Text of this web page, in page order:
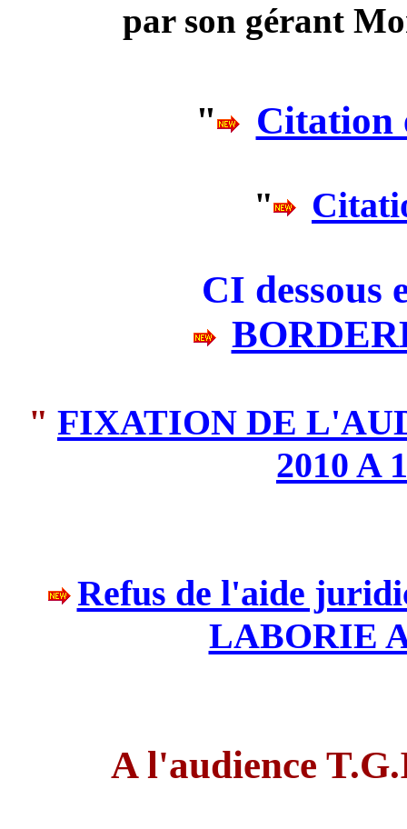
par son gérant
" Citation
"
CI
" FIXATION DE
2010 A
Refus de l'aide
LABORIE
A l'audience